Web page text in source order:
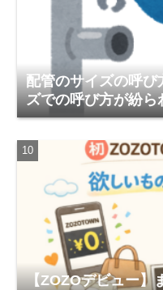
配管のサイズの呼び
ズでの呼び方が紛ら
【ZOZOデビュー】